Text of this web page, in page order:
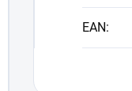
EAN: